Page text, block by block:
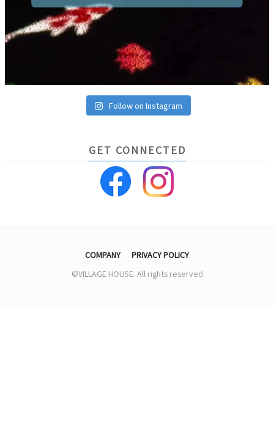
Follow on Instagram
GET CONNECTED
COMPANY
PRIVACY POLICY
©VILLAGE HOUSE. All rights reserved